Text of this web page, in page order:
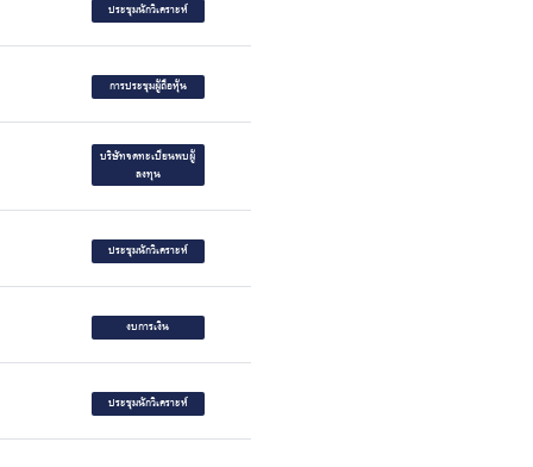
ประชุมนักวิเคราะห์
การประชุมผู้ถือหุ้น
บริษัทจดทะเบียนพบผู้
ลงทุน
ประชุมนักวิเคราะห์
งบการเงิน
ประชุมนักวิเคราะห์